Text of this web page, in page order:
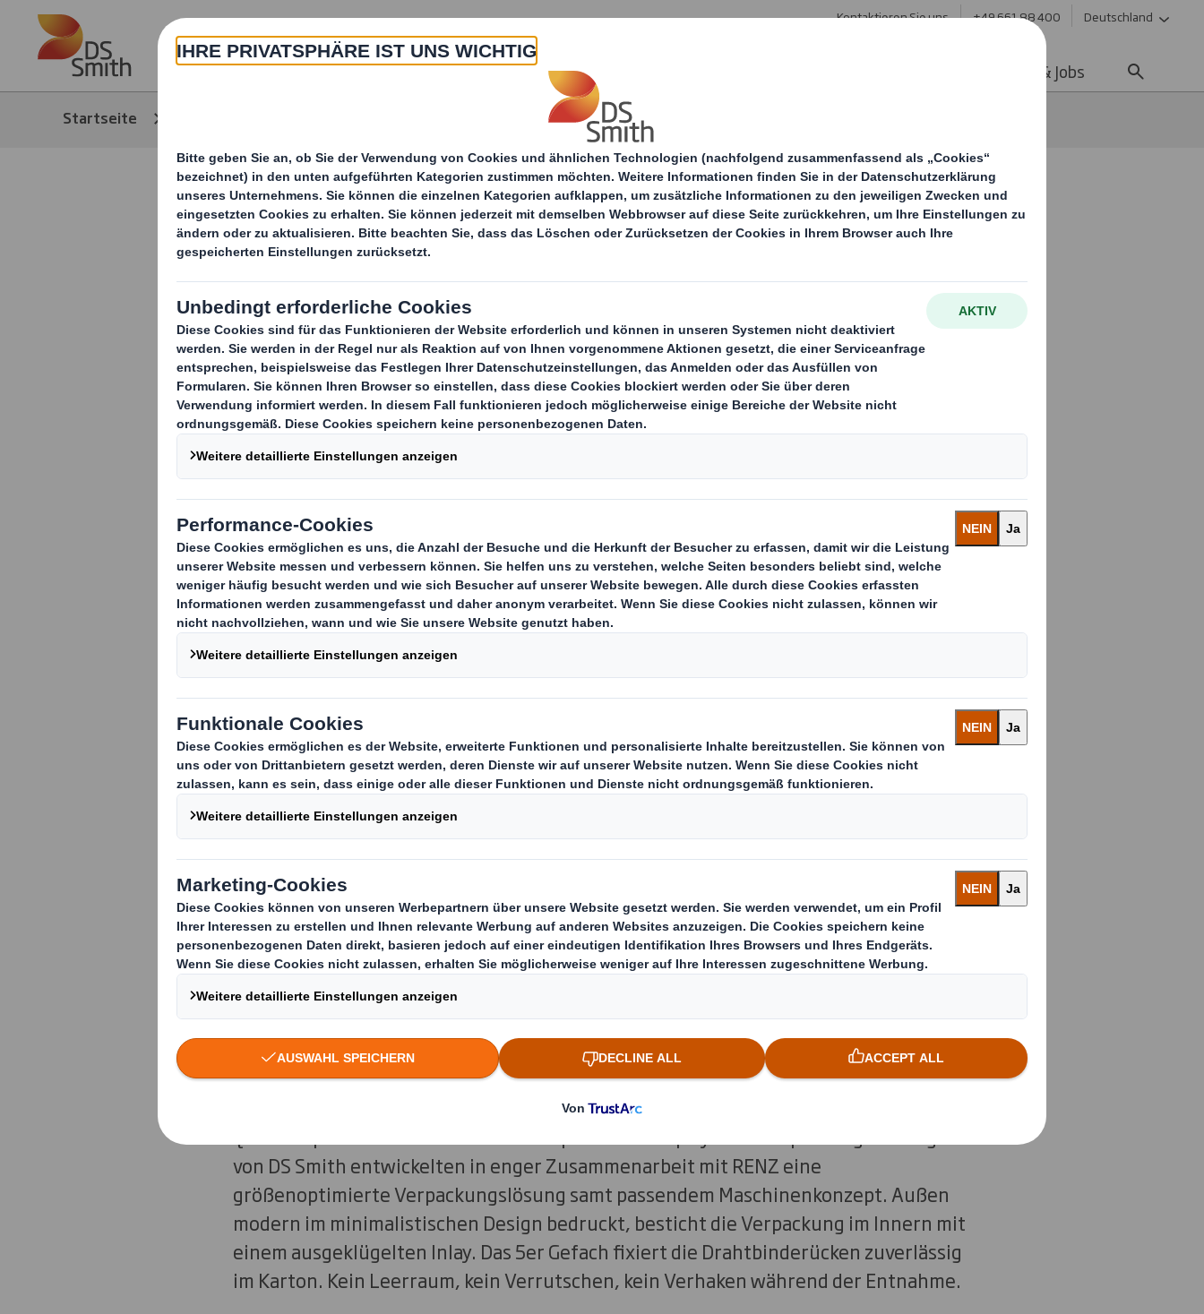
Skip to main content Kontaktieren Sie uns +49 661 88 400 Deutschland
Über Uns Produkte & Service Karriere & Jobs
Startseite Wellpappe statt Plastik
Wellpappe statt Plastik - DS Smith stärkt
Markenimage von RENZ
Büros, Copy-Shops und Druckereien rund um den Globus
nutzen sie: die Stanz-, Binde- und Laminiersysteme der Firma
RENZ. Seit April dieses Jahres liefert der Weltmarktführer sein
hochwertiges RING WIRE Sortiment in einer gleichsam
nachhaltigen wie identitätsstarken Verpackung. Herzstück der
innovativen Lösung ist das von DS Smith entwickelte
Innengefach. Die Einlage ersetzt die bis dato im Einsatz
befindliche Blisterlösung aus Kunststoff. Material- und
platzsparend, rationell abzupacken und flexibel im Einsatz: Die
clevere Konstruktion aus 100 Prozent Wellpappe sorgt bei RENZ
für mehr Effizienz und Nachhaltigkeit entlang des gesamten
Supply Cycles. Mit Logo und Claim gebrandet transportiert das
Innengefach sicher Produkt und Markenversprechen.
Mit seinen Maschinen und Verbrauchsmaterialien für das Stanzen und Binden von
Kalendern und Broschüren sowie zum Laminieren steht das Traditionsunternehmen
RENZ für Premiumqualität „made in Germany“. Den hohen Anspruch der Marke sollte
auch die neue Produktverpackung der RING WIRE Drahtbinderücken widerspiegeln:
Optisch überzeugend, ökologisch und mit größtmöglichem Schutz für die
von DS Smith entwickelten in enger Zusammenarbeit mit RENZ eine
größenoptimierte Verpackungslösung samt passendem Maschinenkonzept. Außen
modern im minimalistischen Design bedruckt, besticht die Verpackung im Innern mit
einem ausgeklügelten Inlay. Das 5er Gefach fixiert die Drahtbinderücken zuverlässig
im Karton. Kein Leerraum, kein Verrutschen, kein Verhaken während der Entnahme.